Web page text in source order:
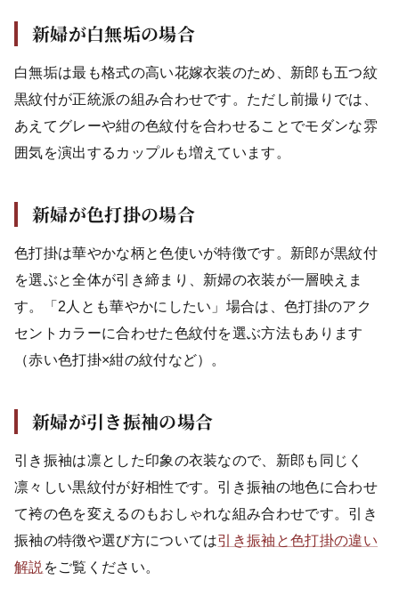
新婦が白無垢の場合
白無垢は最も格式の高い花嫁衣装のため、新郎も五つ紋
黒紋付が正統派の組み合わせです。ただし前撮りでは、
あえてグレーや紺の色紋付を合わせることでモダンな雰
囲気を演出するカップルも増えています。
新婦が色打掛の場合
色打掛は華やかな柄と色使いが特徴です。新郎が黒紋付
を選ぶと全体が引き締まり、新婦の衣装が一層映えま
す。「2人とも華やかにしたい」場合は、色打掛のアク
セントカラーに合わせた色紋付を選ぶ方法もあります
（赤い色打掛×紺の紋付など）。
新婦が引き振袖の場合
引き振袖は凛とした印象の衣装なので、新郎も同じく
凛々しい黒紋付が好相性です。引き振袖の地色に合わせ
て袴の色を変えるのもおしゃれな組み合わせです。引き
振袖の特徴や選び方については引き振袖と色打掛の違い
解説 をご覧ください。